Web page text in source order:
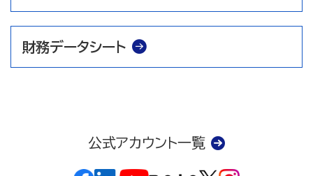
財務データシート
公式アカウント一覧